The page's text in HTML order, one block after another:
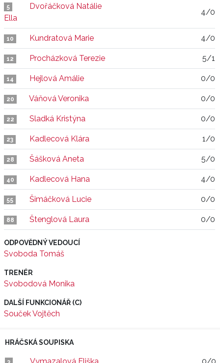
5
Dvořáčková Natálie
Ella
4/0
10 Kundratová Marie 4/0
12 Procházková Terezie 5/1
14 Hejlová Amálie 0/0
20 Váňová Veronika 0/0
22 Sladká Kristýna 0/0
23 Kadlecová Klára 1/0
28 Šášková Aneta 5/0
40 Kadlecová Hana 4/0
55 Šimáčková Lucie 0/0
88 Štenglová Laura 0/0
ODPOVĚDNÝ VEDOUCÍ
Svoboda Tomáš
TRENÉR
Svobodová Monika
DALŠÍ FUNKCIONÁŘ (C)
Souček Vojtěch
HRÁČSKÁ SOUPISKA